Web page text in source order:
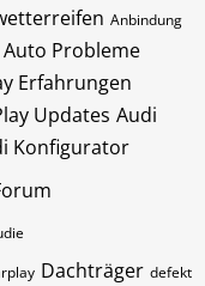
Anbindung
Probleme
Erfahrungen
Updates Audi
Konfigurator
Dachträger defekt